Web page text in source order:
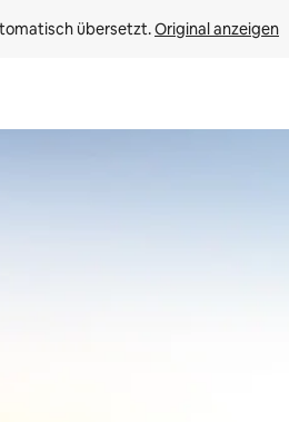
übersetzt. Original anzeigen